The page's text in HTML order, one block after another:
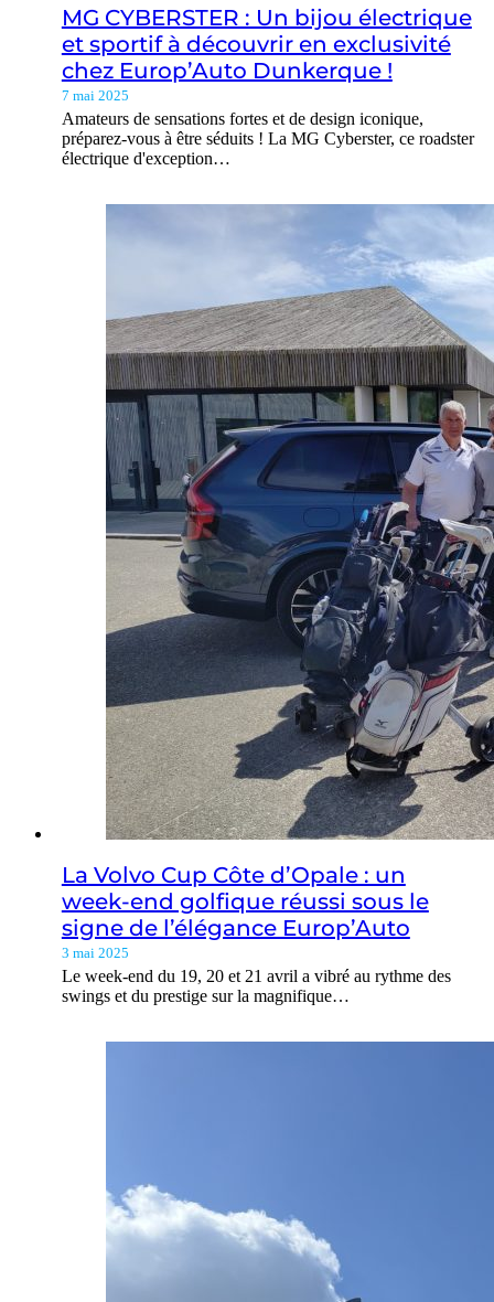
MG CYBERSTER : Un bijou électrique
et sportif à découvrir en exclusivité
chez Europ’Auto Dunkerque !
7 mai 2025
Amateurs de sensations fortes et de design iconique,
préparez-vous à être séduits ! La MG Cyberster, ce roadster
électrique d'exception…
La Volvo Cup Côte d’Opale : un
week-end golfique réussi sous le
signe de l’élégance Europ’Auto
3 mai 2025
Le week-end du 19, 20 et 21 avril a vibré au rythme des
swings et du prestige sur la magnifique…